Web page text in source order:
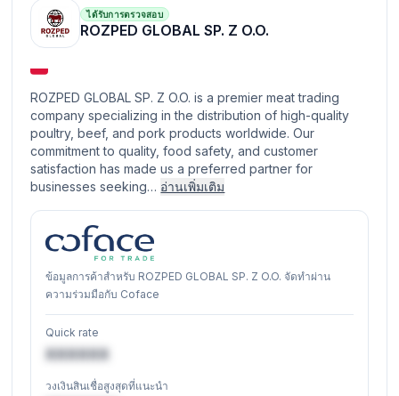
ได้รับการตรวจสอบ
ROZPED GLOBAL SP. Z O.O.
ROZPED GLOBAL SP. Z O.O. is a premier meat trading
company specializing in the distribution of high-quality
poultry, beef, and pork products worldwide. Our
commitment to quality, food safety, and customer
satisfaction has made us a preferred partner for
businesses seeking… อ่านเพิ่มเติม
ข้อมูลการค้าสำหรับ ROZPED GLOBAL SP. Z O.O. จัดทำผ่าน
ความร่วมมือกับ Coface
Quick rate
XXXXXX
วงเงินสินเชื่อสูงสุดที่แนะนำ